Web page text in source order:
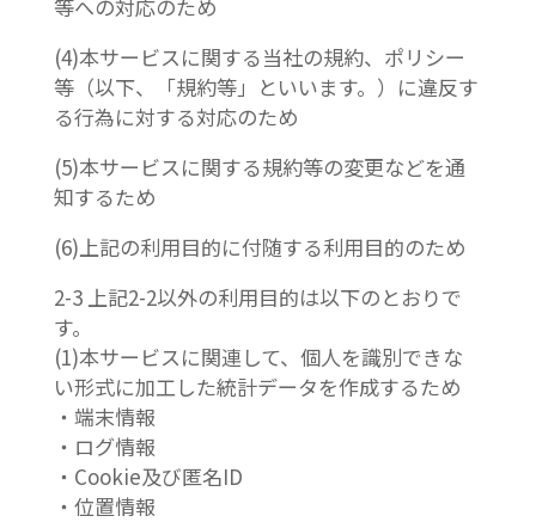
等への対応のため
(4)本サービスに関する当社の規約、ポリシー
等（以下、「規約等」といいます。）に違反す
る行為に対する対応のため
(5)本サービスに関する規約等の変更などを通
知するため
(6)上記の利用目的に付随する利用目的のため
2-3 上記2-2以外の利用目的は以下のとおりで
す。
(1)本サービスに関連して、個人を識別できな
い形式に加工した統計データを作成するため
・端末情報
・ログ情報
・Cookie及び匿名ID
・位置情報